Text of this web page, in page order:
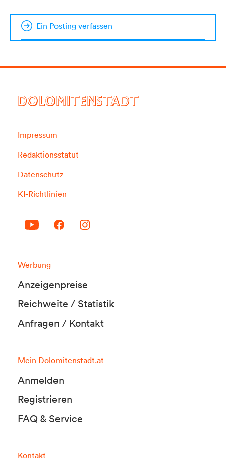
Ein Posting verfassen
DOLOMITENSTADT
Impressum
Redaktionsstatut
Datenschutz
KI-Richtlinien
Werbung
Anzeigenpreise
Reichweite / Statistik
Anfragen / Kontakt
Mein Dolomitenstadt.at
Anmelden
Registrieren
FAQ & Service
Kontakt